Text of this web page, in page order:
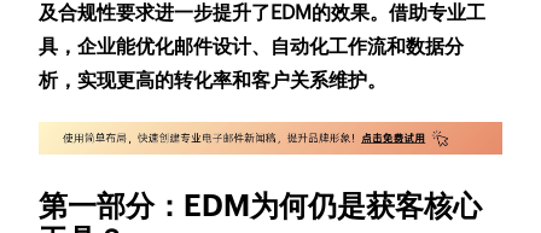
及合规性要求进一步提升了EDM的效果。借助专业工
具，企业能优化邮件设计、自动化工作流和数据分
析，实现更高的转化率和客户关系维护。
第一部分：EDM为何仍是获客核心